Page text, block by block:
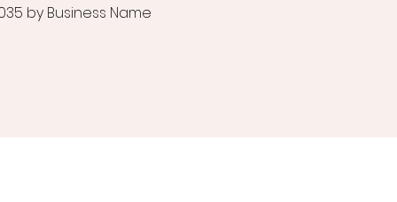
by Business Name